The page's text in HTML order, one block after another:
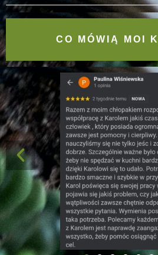
CO MÓWIĄ MOI